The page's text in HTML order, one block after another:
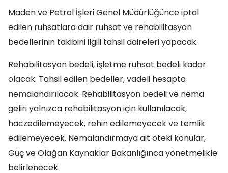
Maden ve Petrol İşleri Genel Müdürlüğünce iptal
edilen ruhsatlara dair ruhsat ve rehabilitasyon
bedellerinin takibini ilgili tahsil daireleri yapacak.
Rehabilitasyon bedeli, işletme ruhsat bedeli kadar
olacak. Tahsil edilen bedeller, vadeli hesapta
nemalandırılacak. Rehabilitasyon bedeli ve nema
geliri yalnızca rehabilitasyon için kullanılacak,
haczedilemeyecek, rehin edilemeyecek ve temlik
edilemeyecek. Nemalandırmaya ait öteki konular,
Güç ve Olağan Kaynaklar Bakanlığınca yönetmelikle
belirlenecek.